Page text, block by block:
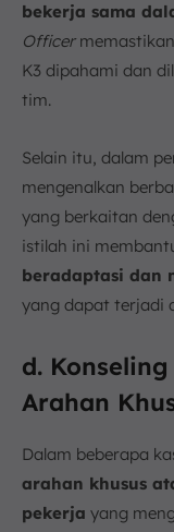
bekerja sama
Officer
K3 dipahami dan
tim.
Selain itu, dalam
mengenalkan
yang berkaitan
istilah ini
beradaptasi dan
yang dapat terjadi
d.
Arahan
Dalam beberapa
arahan khusus
pekerja yang